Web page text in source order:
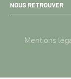
NOUS RETROUVER
Mentions